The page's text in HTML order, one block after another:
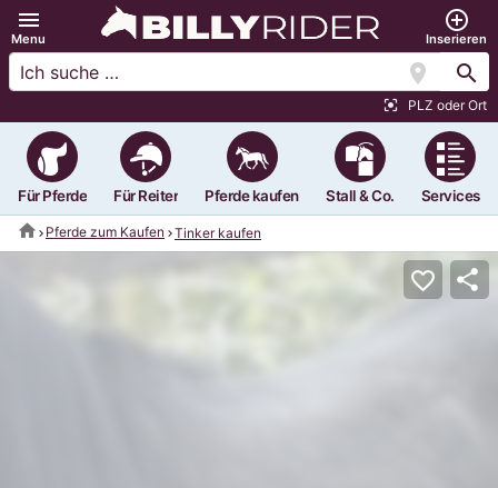
menu
Menu
add_circle_outline
Inserieren
location_on search
center_focus_strong PLZ oder Ort
Für Pferde Für Reiter Pferde kaufen Stall & Co. Services
home Pferde zum Kaufen Tinker kaufen
favorite_border share